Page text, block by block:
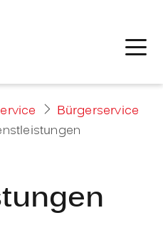
Bürgerservice